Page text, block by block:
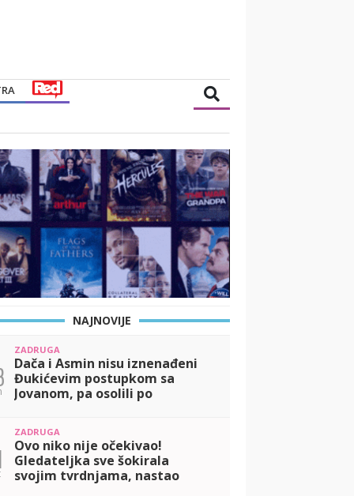
NAJNOVIJE
ZADRUGA
Dača i Asmin nisu iznenađeni
Đukićevim postupkom sa
Jovanom, pa osolili po
ZADRUGA
Ovo niko nije očekivao!
Gledateljka sve šokirala
svojim tvrdnjama, nastao